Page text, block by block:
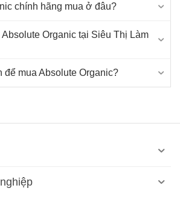
chính hãng mua ở đâu?
Absolute Organic tại Siêu Thị Làm
để mua Absolute Organic?